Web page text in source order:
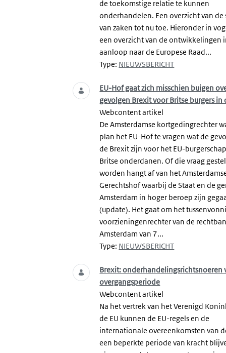
de toekomstige relatie te kunnen
onderhandelen. Een overzicht van de
van zaken tot nu toe. Hieronder in
een overzicht van de ontwikkelingen
aanloop naar de Europese Raad...
Type: NIEUWSBERICHT
EU-Hof gaat zich misschien buigen
gevolgen Brexit voor Britse burgers in
Webcontent artikel
De Amsterdamse kortgedingrechter
plan het EU-Hof te vragen wat de
de Brexit zijn voor het EU-
Britse onderdanen. Of die vraag
worden hangt af van het
Gerechtshof waarbij de Staat en de
Amsterdam in hoger beroep zijn
(update). Het gaat om het
voorzieningenrechter van de
Amsterdam van 7...
Type: NIEUWSBERICHT
Brexit: onderhandelingsrichtsnoeren
overgangsperiode
Webcontent artikel
Na het vertrek van het Verenigd
de EU kunnen de EU-regels en de
internationale overeenkomsten van
een beperkte periode van kracht